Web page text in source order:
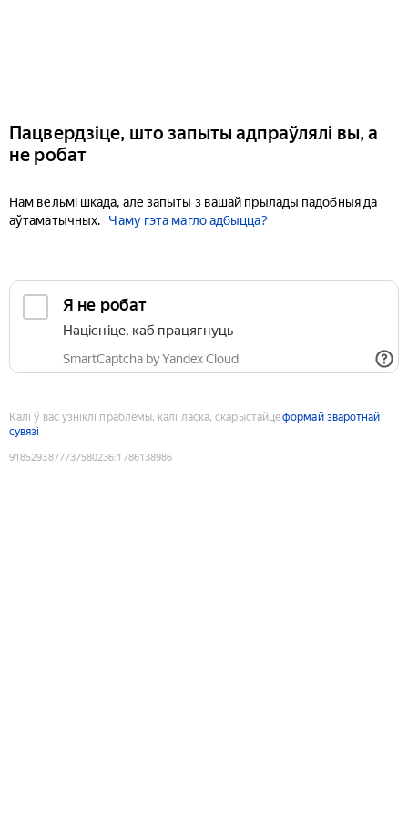
Пацвердзіце, што запыты адпраўлялі вы, а
не робат
Нам вельмі шкада, але запыты з вашай прылады падобныя да
аўтаматычных.
Чаму гэта магло адбыцца?
Я не робат
Націсніце, каб працягнуць
SmartCaptcha by Yandex Cloud
Калі ў вас узніклі праблемы, калі ласка, скарыстайцеформай зваротнай
сувязі
9185293877737580236:1786138986